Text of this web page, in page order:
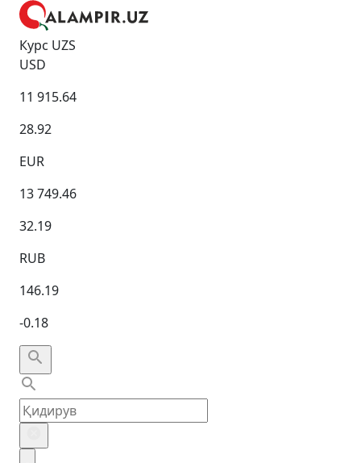
Курс UZS
USD
11 915.64
28.92
EUR
13 749.46
32.19
RUB
146.19
-0.18